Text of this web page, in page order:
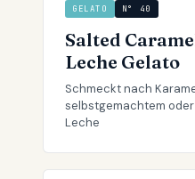
GELATO N° 40
Salted
Leche Gelato
Schmeckt nach
selbstgemachtem
Leche